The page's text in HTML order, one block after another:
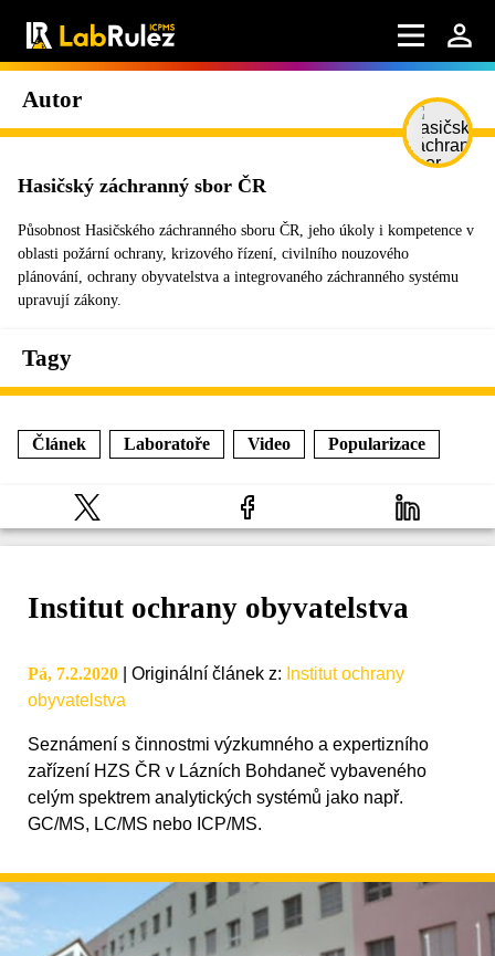
Autor
Hasičský záchranný sbor ČR
Působnost Hasičského záchranného sboru ČR, jeho úkoly i kompetence v
oblasti požární ochrany, krizového řízení, civilního nouzového
plánování, ochrany obyvatelstva a integrovaného záchranného systému
upravují zákony.
Tagy
Článek Laboratoře Video Popularizace
Institut ochrany obyvatelstva
Pá, 7.2.2020 Originální článek z: Institut ochrany
obyvatelstva
Seznámení s činnostmi výzkumného a expertizního
zařízení HZS ČR v Lázních Bohdaneč vybaveného
celým spektrem analytických systémů jako např.
GC/MS, LC/MS nebo ICP/MS.